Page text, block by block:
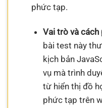
phức tạp.
Vai trò và cách
bài test này
kịch bản
vụ mà trình
từ hiển thị đồ
phức tạp trên